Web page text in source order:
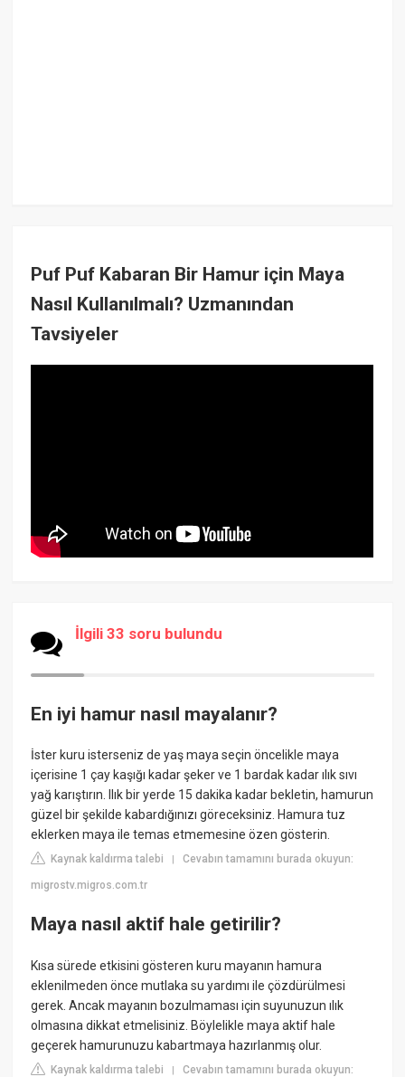
Puf Puf Kabaran Bir Hamur için Maya
Nasıl Kullanılmalı? Uzmanından
Tavsiyeler
İlgili 33 soru bulundu
En iyi hamur nasıl mayalanır?
İster kuru isterseniz de yaş maya seçin öncelikle maya
içerisine 1 çay kaşığı kadar şeker ve 1 bardak kadar ılık sıvı
yağ karıştırın. Ilık bir yerde 15 dakika kadar bekletin, hamurun
güzel bir şekilde kabardığınızı göreceksiniz. Hamura tuz
eklerken maya ile temas etmemesine özen gösterin.
Kaynak kaldırma talebi |Cevabın tamamını burada okuyun:
migrostv.migros.com.tr
Maya nasıl aktif hale getirilir?
Kısa sürede etkisini gösteren kuru mayanın hamura
eklenilmeden önce mutlaka su yardımı ile çözdürülmesi
gerek. Ancak mayanın bozulmaması için suyunuzun ılık
olmasına dikkat etmelisiniz. Böylelikle maya aktif hale
geçerek hamurunuzu kabartmaya hazırlanmış olur.
Kaynak kaldırma talebi |Cevabın tamamını burada okuyun: